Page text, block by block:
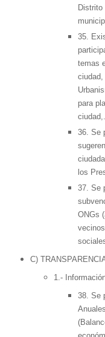
Distrito
35.
temas
para
36. Se
los
37. Se
ONGs
C)
1.-
38. Se